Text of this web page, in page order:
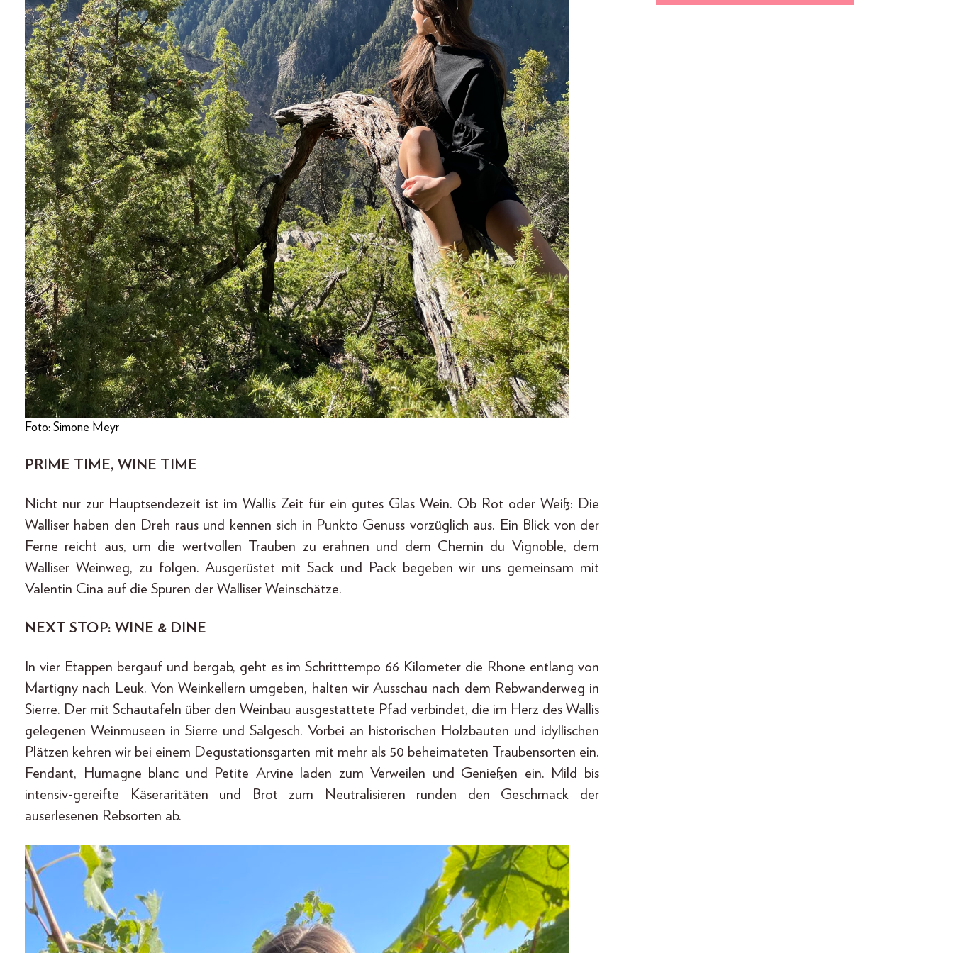
Foto: Simone Meyr
PRIME TIME, WINE TIME
Nicht nur zur Hauptsendezeit ist im Wallis Zeit für ein gutes Glas Wein. Ob Rot oder Weiß: Die
Walliser haben den Dreh raus und kennen sich in Punkto Genuss vorzüglich aus. Ein Blick von der
Ferne reicht aus, um die wertvollen Trauben zu erahnen und dem Chemin du Vignoble, dem
Walliser Weinweg, zu folgen. Ausgerüstet mit Sack und Pack begeben wir uns gemeinsam mit
Valentin Cina auf die Spuren der Walliser Weinschätze.
NEXT STOP: WINE & DINE
In vier Etappen bergauf und bergab, geht es im Schritttempo 66 Kilometer die Rhone entlang von
Martigny nach Leuk. Von Weinkellern umgeben, halten wir Ausschau nach dem Rebwanderweg in
Sierre. Der mit Schautafeln über den Weinbau ausgestattete Pfad verbindet, die im Herz des Wallis
gelegenen Weinmuseen in Sierre und Salgesch. Vorbei an historischen Holzbauten und idyllischen
Plätzen kehren wir bei einem Degustationsgarten mit mehr als 50 beheimateten Traubensorten ein.
Fendant, Humagne blanc und Petite Arvine laden zum Verweilen und Genießen ein. Mild bis
intensiv-gereifte Käseraritäten und Brot zum Neutralisieren runden den Geschmack der
auserlesenen Rebsorten ab.